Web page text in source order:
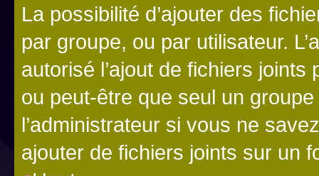
La possibilité d’ajouter des
par groupe, ou par utilisateur.
autorisé l’ajout de fichiers
ou peut-être que seul un
l’administrateur si vous ne
ajouter de fichiers joints sur un